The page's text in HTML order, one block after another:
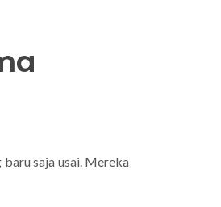
saja usai. Mereka